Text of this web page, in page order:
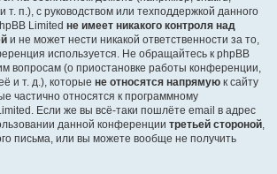
т. п.), с руководством или техподдержкой данного
Limited не имеет никакого контроля над
и не может нести никакой ответственности за то,
используется. Не обращайтесь к phpBB
вопросам (о приостановке работы конференции,
и т. д.), которые не относятся напрямую к сайту
частично относятся к программному
Если же вы всё-таки пошлёте email в адрес
данной конференции третьей стороной,
письма, или вы можете вообще не получить